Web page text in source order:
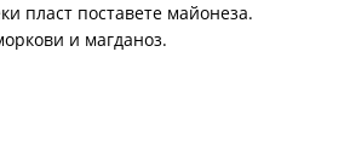
пласт поставете майонеза.
и магданоз.